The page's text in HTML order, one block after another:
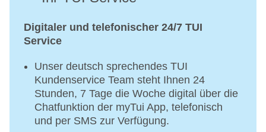
Digitaler und telefonischer 24/7 TUI
Service
Unser deutsch sprechendes TUI
Kundenservice Team steht Ihnen 24
Stunden, 7 Tage die Woche digital über die
Chatfunktion der myTui App, telefonisch
und per SMS zur Verfügung.